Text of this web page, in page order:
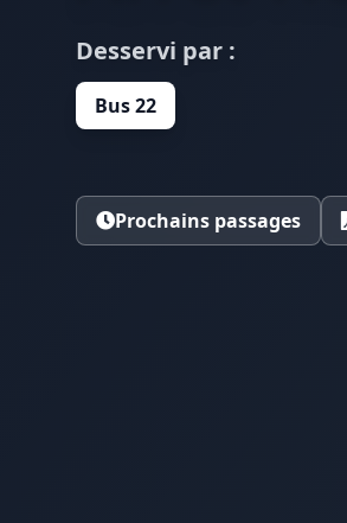
Desservi par :
Bus 22
Prochains passages